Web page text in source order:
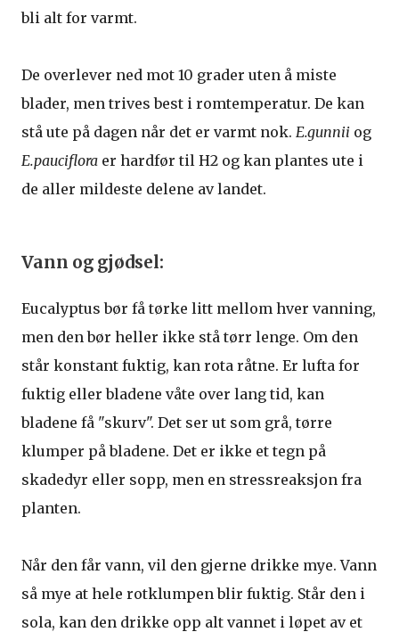
bli alt for varmt.
De overlever ned mot 10 grader uten å miste
blader, men trives best i romtemperatur. De kan
stå ute på dagen når det er varmt nok. E.gunnii og
E.pauciflora er hardfør til H2 og kan plantes ute i
de aller mildeste delene av landet.
Vann og gjødsel:
Eucalyptus bør få tørke litt mellom hver vanning,
men den bør heller ikke stå tørr lenge. Om den
står konstant fuktig, kan rota råtne. Er lufta for
fuktig eller bladene våte over lang tid, kan
bladene få "skurv". Det ser ut som grå, tørre
klumper på bladene. Det er ikke et tegn på
skadedyr eller sopp, men en stressreaksjon fra
planten.
Når den får vann, vil den gjerne drikke mye. Vann
så mye at hele rotklumpen blir fuktig. Står den i
sola, kan den drikke opp alt vannet i løpet av et